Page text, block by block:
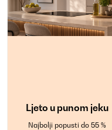
Ljeto u punom jeku
Najbolji popusti do 55 %